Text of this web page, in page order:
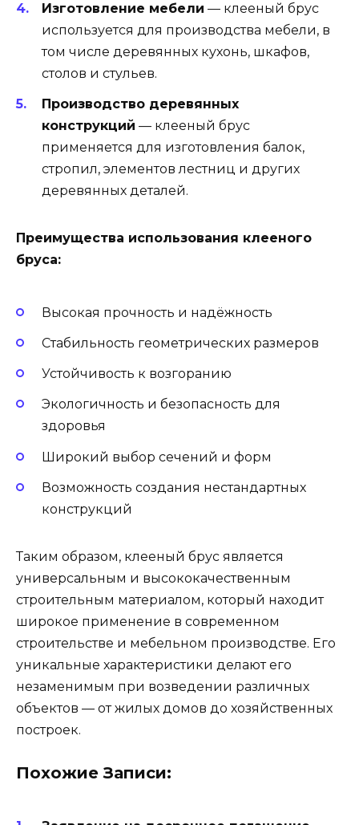
Изготовление мебели — клееный брус
используется для производства мебели, в
том числе деревянных кухонь, шкафов,
столов и стульев.
Производство деревянных
конструкций — клееный брус
применяется для изготовления балок,
стропил, элементов лестниц и других
деревянных деталей.
Преимущества использования клееного
бруса:
Высокая прочность и надёжность
Стабильность геометрических размеров
Устойчивость к возгоранию
Экологичность и безопасность для
здоровья
Широкий выбор сечений и форм
Возможность создания нестандартных
конструкций
Таким образом, клееный брус является
универсальным и высококачественным
строительным материалом, который находит
широкое применение в современном
строительстве и мебельном производстве. Его
уникальные характеристики делают его
незаменимым при возведении различных
объектов — от жилых домов до хозяйственных
построек.
Похожие Записи: